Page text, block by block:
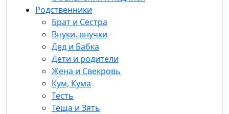
Родственники
Брат и Сестра
Внуки, внучки
Дед и Бабка
Дети и родители
Жена и Свекровь
Кум, Кума
Тесть
Тёща и Зять